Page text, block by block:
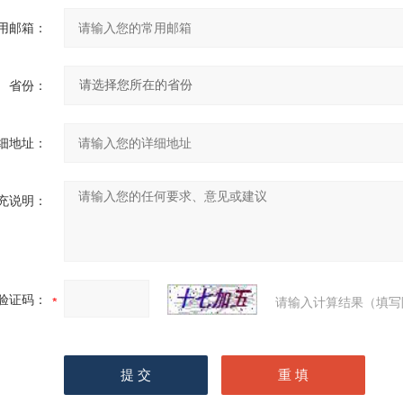
邮箱：
省份：
地址：
说明：
证码： 请输入计算结果（填